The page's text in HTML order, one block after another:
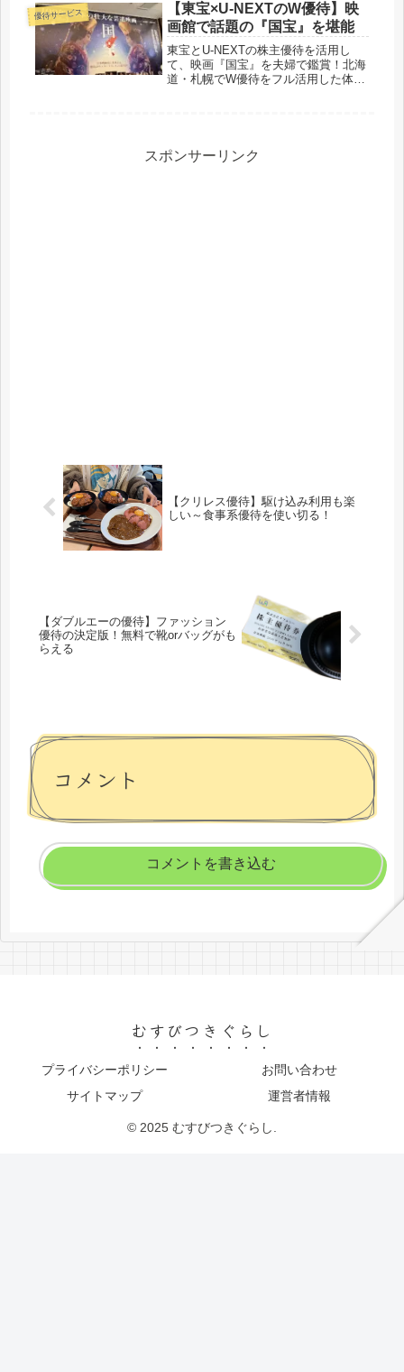
優待サービス
【東宝×U-NEXTのW優待】映
画館で話題の『国宝』を堪能
東宝とU-NEXTの株主優待を活用し
て、映画『国宝』を夫婦で鑑賞！北海
道・札幌でW優待をフル活用した体験
スポンサーリンク
【クリレス優待】駆け込み利用も楽
しい～食事系優待を使い切る！
【ダブルエーの優待】ファッション
優待の決定版！無料で靴orバッグがも
らえる
コメント
コメントを書き込む
むすびつきぐらし
プライバシーポリシー
お問い合わせ
サイトマップ
運営者情報
© 2025 むすびつきぐらし.